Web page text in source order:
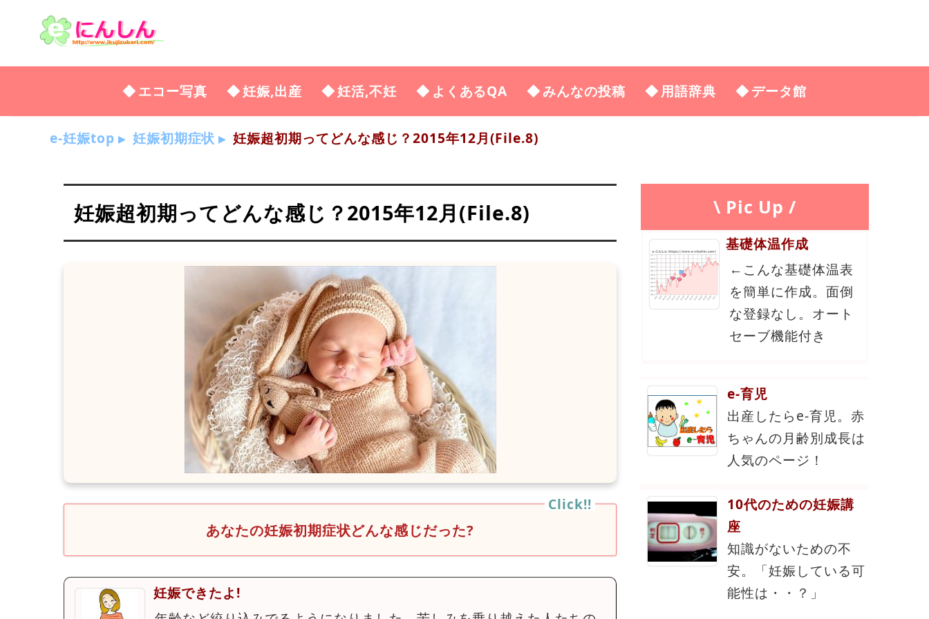
エコー写真 妊娠,出産 妊活,不妊 よくあるQA みんなの投稿 用語辞典 データ館
e-妊娠top 妊娠初期症状 妊娠超初期ってどんな感じ？2015年12月(File.8)
妊娠超初期ってどんな感じ？2015年12月(File.8)
あなたの妊娠初期症状どんな感じだった?
妊娠できたよ!
\ Pic Up /
基礎体温作成
←こんな基礎体温表
を簡単に作成。面倒
な登録なし。オート
セーブ機能付き
e-育児
出産したらe-育児。赤
ちゃんの月齢別成長は
人気のページ！
10代のための妊娠講
座
知識がないための不
安。「妊娠している可
能性は・・？」